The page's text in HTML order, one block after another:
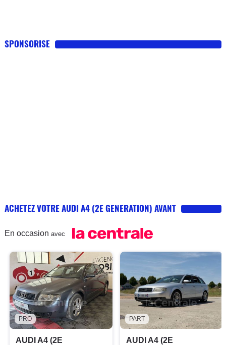
SPONSORISE
ACHETEZ VOTRE AUDI A4 (2E GENERATION) AVANT
En occasion avec
PRO
AUDI A4 (2E
PART
AUDI A4 (2E